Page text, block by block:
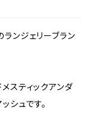
ランジェリーブラン
メスティックアンダ
シュです。